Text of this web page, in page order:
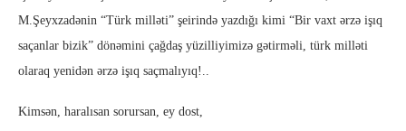
M.Şeyxzadənin “Türk milləti” şeirində yazdığı kimi “Bir vaxt ərzə işıq
saçanlar bizik” dönəmini çağdaş yüzilliyimizə gətirməli, türk milləti
olaraq yenidən ərzə işıq saçmalıyıq!..
Kimsən, haralısan sorursan, ey dost,